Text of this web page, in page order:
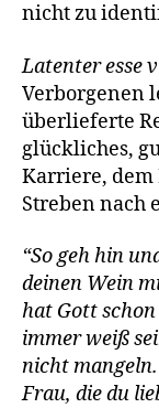
nicht zu
Latenter esse
Verborgenen
überlieferte
glückliches,
Karriere,
Streben nach
“So geh hin
deinen Wein
hat Gott
immer weiß
nicht
Frau, die du